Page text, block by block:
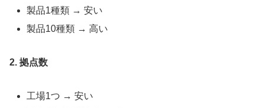
製品1種類 → 安い
製品10種類 → 高い
2. 拠点数
工場1つ → 安い